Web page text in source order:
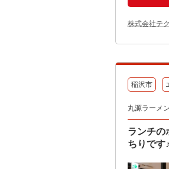
株式会社テ
稲沢市
丸源ラーメ
ランチの
ちりです♪